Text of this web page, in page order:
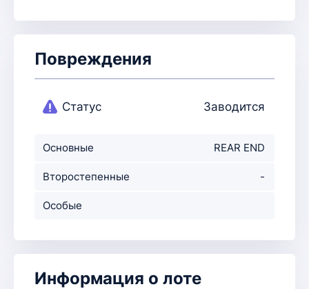
Повреждения
Статус Заводится
Основные
повреждения
REAR END
Второстепенные
повр-ния
-
Особые
Информация о лоте